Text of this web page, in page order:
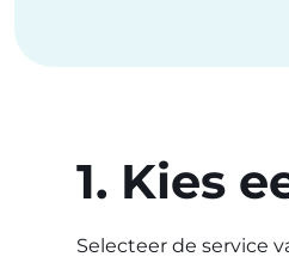
1. Kies
Selecteer de service